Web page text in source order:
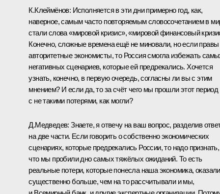
К.Клеймёнов: Исполняется в эти дни примерно год, как,
наверное, самым часто повторяемым словосочетанием в
стали слова «мировой кризис», «мировой финансовый
Конечно, сложные времена ещё не миновали, но если правы
авторитетные экономисты, то Россия смогла избежать
негативных сценариев, которые ей предрекались. Хочется
узнать, конечно, в первую очередь, согласны ли вы с этим
мнением? И если да, то за счёт чего мы прошли этот период
с не такими потерями, как могли?
Д.Медведев: Знаете, я отвечу на ваш вопрос, разделив
на две части. Если говорить о собственно экономических
сценариях, которые предрекались России, то надо признать,
что мы пробили дно самых тяжёлых ожиданий. То есть
реальные потери, которые понесла наша экономика,
существенно больше, чем на то рассчитывали и мы,